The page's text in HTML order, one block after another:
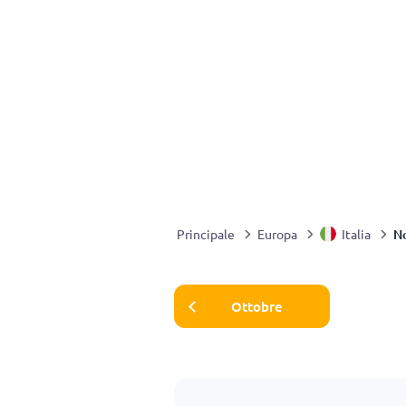
Principale Europa Italia
Ottobre